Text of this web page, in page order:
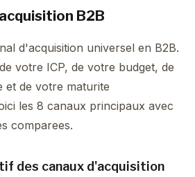
B2B
d'acquisition universel en B2B.
votre ICP, de votre budget, de
et de votre maturite
les 8 canaux principaux avec
comparees.
des canaux d'acquisition